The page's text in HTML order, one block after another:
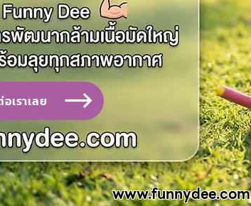
เราเลย
www.funnydee.com